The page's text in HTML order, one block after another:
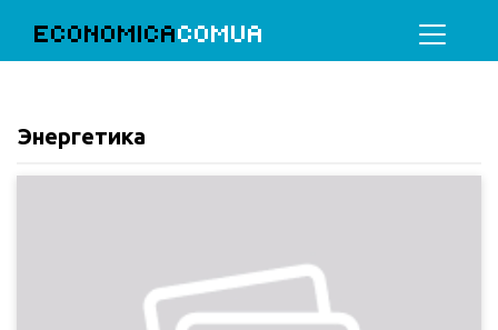
ECONOMICACOMUA
Энергетика